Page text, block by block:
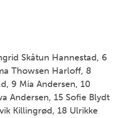
Skåtun Hannestad, 6
Thowsen Harloff, 8
9 Mia Andersen, 10
Andersen, 15 Sofie Blydt
Killingrød, 18 Ulrikke